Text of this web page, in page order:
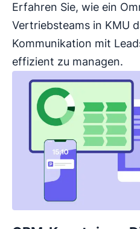
Erfahren Sie, wie ein
Vertriebsteams in KMU
Kommunikation mit
effizient zu managen.